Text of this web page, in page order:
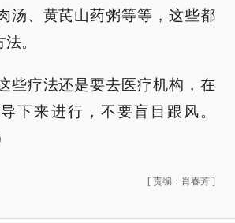
汤、黄芪山药粥等等，这些都
。
些疗法还是要去医疗机构，在
下来进行，不要盲目跟风。
[ 责编：肖春芳 ]